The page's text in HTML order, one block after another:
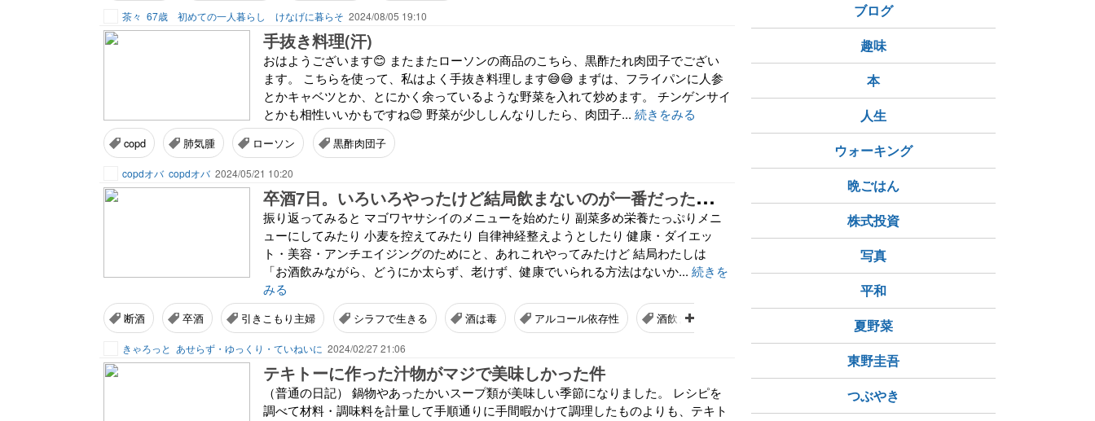
茶々 67歳 初めての一人暮らし けなげに暮らそ 2024/08/05 19:10
手抜き料理(汗)
おはようございます😊 またまたローソンの商品のこちら、黒酢たれ肉団子でござい
ます。 こちらを使って、私はよく手抜き料理します😅😅 まずは、フライパンに人参
とかキャベツとか、とにかく余っているような野菜を入れて炒めます。 チンゲンサイ
とかも相性いいかもですね😊 野菜が少ししんなりしたら、肉団子... 続きをみる
copd 肺気腫 ローソン 黒酢肉団子
copdオバ copdオバ 2024/05/21 10:20
卒
酒7日。いろいろやったけど結局飲まないのが一番だった引きこもり主婦の現実
振り返ってみると マゴワヤサシイのメニューを始めたり 副菜多め栄養たっぷりメニ
ューにしてみたり 小麦を控えてみたり 自律神経整えようとしたり 健康・ダイエッ
ト・美容・アンチエイジングのためにと、あれこれやってみたけど 結局わたしは
「お酒飲みながら、どうにか太らず、老けず、健康でいられる方法はないか... 続きを
みる
断酒 卒酒 引きこもり主婦 シラフで生きる 酒は毒 アルコール依存性 酒飲まなきゃいいだけ ストレス減らす
きゃろっと あせらず・ゆっくり・ていねいに 2024/02/27 21:06
テキトーに作った汁物がマジで美味しかった件
（普通の日記） 鍋物やあったかいスープ類が美味しい季節になりました。 レシピを
調べて材料・調味料を計量して手順通りに手間暇かけて調理したものよりも、テキト
ブログ
趣味
本
人生
ウォーキング
晩ごはん
株式投資
写真
平和
夏野菜
東野圭吾
つぶやき